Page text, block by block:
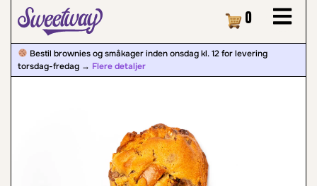
Kurv
0
Bestil brownies og småkager inden onsdag kl. 12 for levering
torsdag-fredag ​​→ Flere detaljer